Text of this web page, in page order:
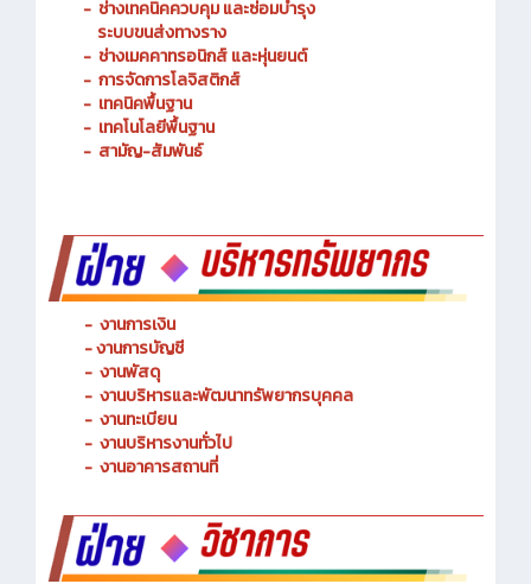
- ช่างเทคโนโลยีสารสนเทศ
ช่างเทคนิคควบคุม และซ่อมบำรุง
ระบบขนส่งทางราง
- ช่างเมคคาทรอนิกส์ และหุ่นยนต์
- การจัดการโลจิสติกส์
- เทคนิคพื้นฐาน
- เทคโนโลยีพื้นฐาน
-งานการเงิน
- งานการบัญชี
- งานพัสดุ
- งานบริหารและพัฒนาทรัพยากรบุคคล
- งานทะเบียน
- งานบริหารงานทั่วไป